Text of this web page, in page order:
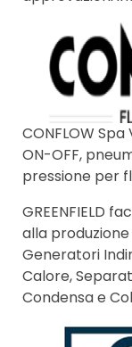
CONFLOW
ON-OFF,
pressione per
GREENFIELD
alla
Generatori
Calore,
Condensa e